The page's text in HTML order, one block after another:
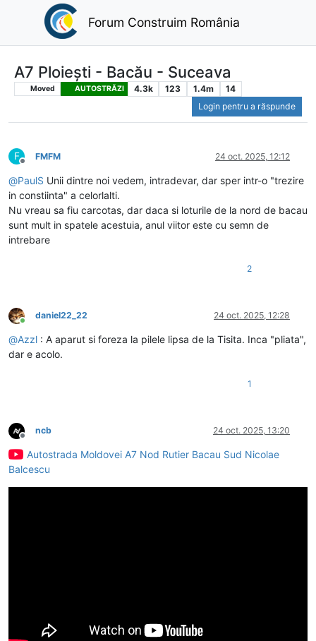
Forum Construim România
A7 Ploiești - Bacău - Suceava
Moved AUTOSTRĂZI 4.3k 123 1.4m
14
Login pentru a răspunde
F
Deconectat
FMFM 24 oct. 2025, 12:12
@PaulS Unii dintre noi vedem, intradevar, dar sper intr-o "trezire
in constiinta" a celorlalti.
Nu vreau sa fiu carcotas, dar daca si loturile de la nord de bacau
sunt mult in spatele acestuia, anul viitor este cu semn de
intrebare
2
Conectat
daniel22_22 24 oct. 2025, 12:28
@Azzl : A aparut si foreza la pilele lipsa de la Tisita. Inca "pliata",
dar e acolo.
1
Deconectat
ncb 24 oct. 2025, 13:20
Autostrada Moldovei A7 Nod Rutier Bacau Sud Nicolae
Balcescu